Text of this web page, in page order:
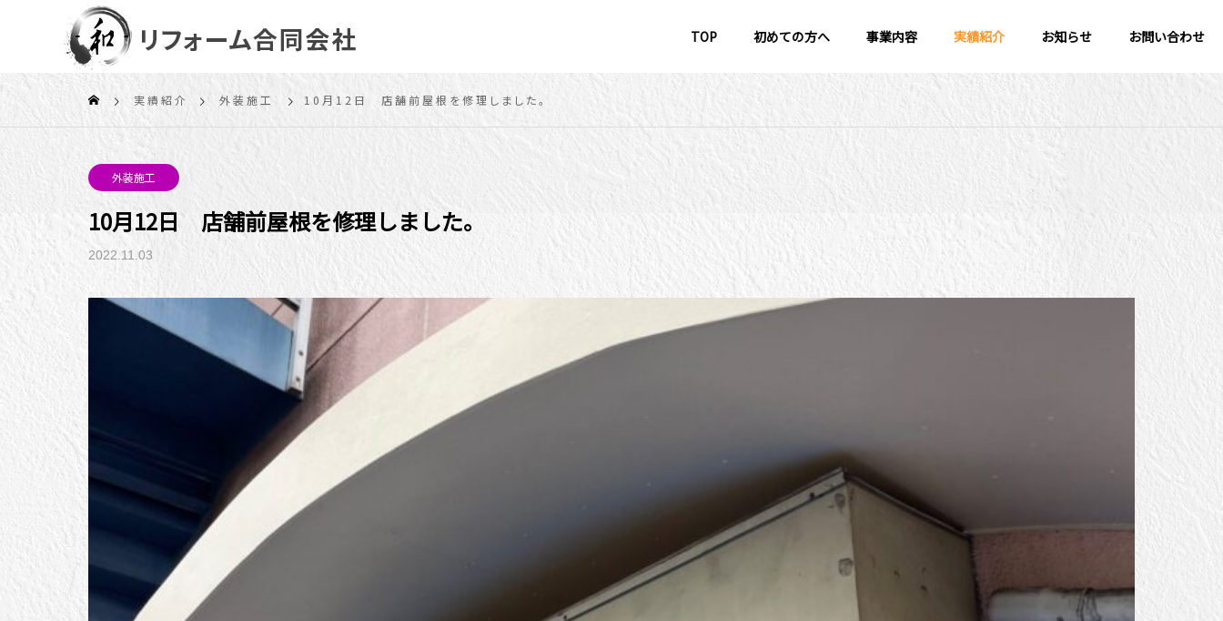
TOP 初めての方へ 事業内容 実績紹介 お知らせ お問い合わせ
実績紹介 外装施工 10月12日 店舗前屋根を修理しました。
外装施工
10月12日 店舗前屋根を修理しました。
2022.11.03